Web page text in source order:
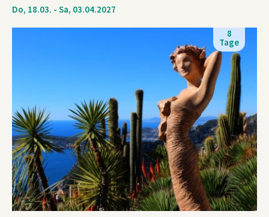
Do, 18.03. - Sa, 03.04.2027
8
Tage